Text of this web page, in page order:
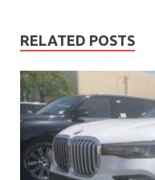
RELATED POSTS